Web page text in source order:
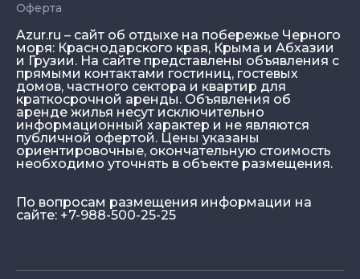
Azur.ru – сайт об отдыхе на побережье Черного
моря: Краснодарского края, Крыма и Абхазии
и Грузии. На сайте представлены объявления с
прямыми контактами гостиниц, гостевых
домов, частного сектора и квартир для
краткосрочной аренды. Объявления об
аренде жилья несут исключительно
информационный характер и не являются
публичной офертой. Цены указаны
ориентировочные, окончательную стоимость
необходимо уточнять в объекте размещения.
По вопросам размещения информации на
сайте: +7-988-500-25-25
Оферта